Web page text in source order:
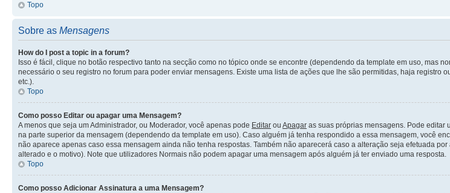
Topo
Sobre as Mensagens
How do I post a topic in a forum?
Isso é fácil, clique no botão respectivo tanto na secção como no tópico onde se encontre (dependendo da template em uso, mas
necessário o seu registro no forum para poder enviar mensagens. Existe uma lista de ações que lhe são permitidas, haja
etc.).
Topo
Como posso Editar ou apagar uma Mensagem?
A menos que seja um Administrador, ou Moderador, você apenas pode Editar ou Apagar as suas próprias mensagens. Pode editar
na parte superior da mensagem (dependendo da template em uso). Caso alguém já tenha respondido a essa mensagem, você
não aparece apenas caso essa mensagem ainda não tenha respostas. Também não aparecerá caso a alteração seja efetuada
alterado e o motivo). Note que utilizadores Normais não podem apagar uma mensagem após alguém já ter enviado uma resposta.
Topo
Como posso Adicionar Assinatura a uma Mensagem?